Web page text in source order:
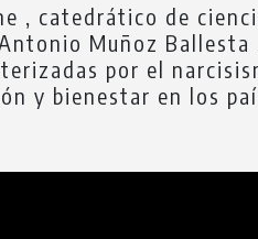
, catedrático de
Muñoz
por el
y bienestar en los